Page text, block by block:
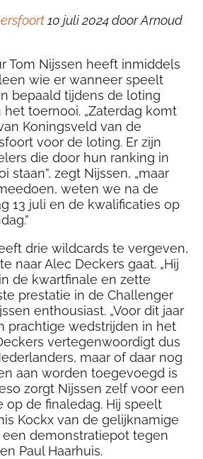
10 juli 2024 door Arnoud
Tom Nijssen heeft inmiddels
wie er wanneer speelt
bepaald tijdens de loting
toernooi. „Zaterdag komt
Koningsveld van de
voor de loting. Er zijn
die door hun ranking in
staan”, zegt Nijssen, „maar
weten we na de
13 juli en de kwalificaties op
drie wildcards te vergeven,
naar Alec Deckers gaat. „Hij
de kwartfinale en zette
prestatie in de Challenger
enthousiast. „Voor dit jaar
prachtige wedstrijden in het
vertegenwoordigt dus
maar of daar nog
aan worden toegevoegd is
zorgt Nijssen zelf voor een
op de finaledag. Hij speelt
Kockx van de gelijknamige
een demonstratiepot tegen
Paul Haarhuis.